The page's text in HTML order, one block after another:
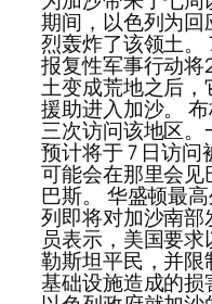
期间，以色列为回
烈轰炸了该领土。
报复性军事行动
土变成荒地之后，
援助进入加沙。
三次访问该地区。
预计将于 7 日访
可能会在那里会见
巴斯。 华盛顿最
列即将对加沙南
员表示，美国要
勒斯坦平民，并
基础设施造成的损